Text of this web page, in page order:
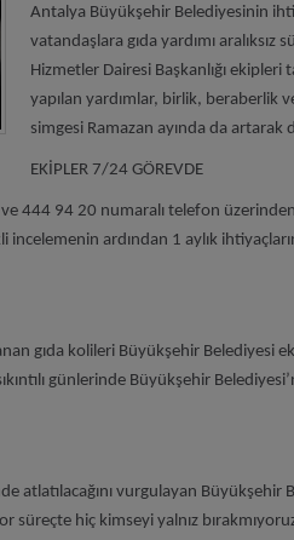
Antalya Büyükşehir Belediyesinin
vatandaşlara gıda yardımı aralıksız
Hizmetler Dairesi Başkanlığı ekipleri
yapılan yardımlar, birlik, beraberlik
simgesi Ramazan ayında da artarak
EKİPLER 7/24 GÖREVDE
444 94 20 numaralı telefon
ardından 1 aylık
gıda kolileri Büyükşehir Belediyesi
günlerinde Büyükşehir
atlatılacağını vurgulayan Büyükşehir
hiç kimseyi yalnız